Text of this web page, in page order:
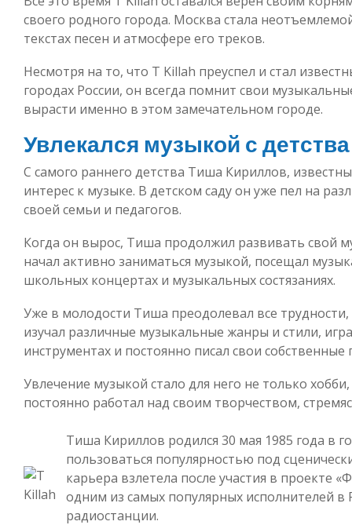
своего родного города. Москва стала
текстах песен и атмосфере его треков.
Несмотря на то, что Т Killah преуспел и стал
городах России, он всегда помнит свои
вырасти именно в этом замечательном городе.
Увлекался музыкой с детства
С самого раннего детства Тиша Кириллов,
интерес к музыке. В детском саду он уже пел на
своей семьи и педагогов.
Когда он вырос, Тиша продолжил развивать свой
начал активно заниматься музыкой, посещал
школьных концертах и музыкальных состязаниях.
Уже в молодости Тиша преодолевал все
изучал различные музыкальные жанры и стили,
инструментах и постоянно писал свои собственные
Увлечение музыкой стало для него не только
постоянно работал над своим творчеством,
Тиша Кириллов родился 30 мая 1985 года в
пользоваться популярностью под
карьера взлетела после участия в проекте
одним из самых популярных исполнителей в
радиостанции.